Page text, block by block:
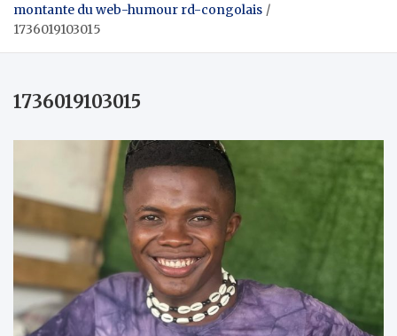
montante du web-humour rd-congolais
1736019103015
1736019103015